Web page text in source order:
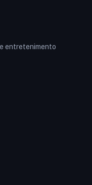
entretenimento